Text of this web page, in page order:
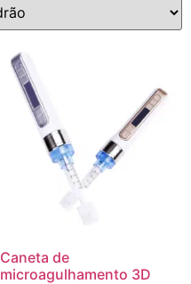
Caneta de
microagulhamento 3D